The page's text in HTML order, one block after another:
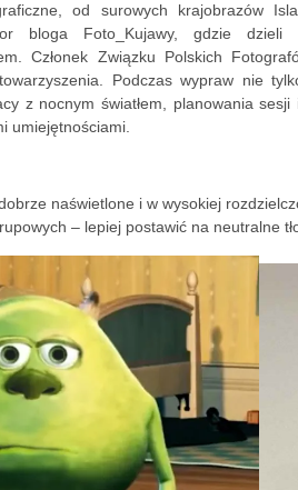
od surowych krajobrazów
bloga Foto_Kujawy, gdzie
Członek Związku Polskich
Podczas wypraw nie
z nocnym światłem, planowania
umiejętnościami.
naświetlone i w wysokiej
– lepiej postawić na neutralne